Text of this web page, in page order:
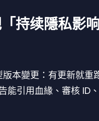
持续隱私影
本變更：有更新就重
能引用血緣、審核 ID